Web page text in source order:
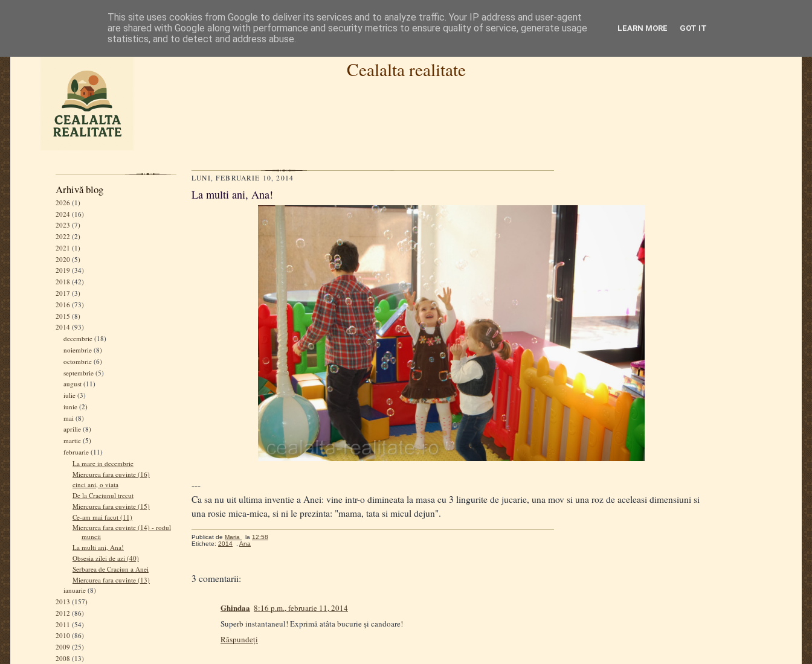
Cealalta realitate
Arhivă blog
2026 (1)
2024 (16)
2023 (7)
2022 (2)
2021 (1)
2020 (5)
2019 (34)
2018 (42)
2017 (3)
2016 (73)
2015 (8)
2014 (93)
decembrie (18)
noiembrie (8)
octombrie (6)
septembrie (5)
august (11)
iulie (3)
iunie (2)
mai (8)
aprilie (8)
martie (5)
februarie (11)
La mare in decembrie
Miercurea fara cuvinte (16)
cinci ani, o viata
De la Craciunul trecut
Miercurea fara cuvinte (15)
Ce-am mai facut (11)
Miercurea fara cuvinte (14) - rodul
muncii
La multi ani, Ana!
Obsesia zilei de azi (40)
Serbarea de Craciun a Anei
Miercurea fara cuvinte (13)
ianuarie (8)
2013 (157)
2012 (86)
2011 (54)
2010 (86)
2009 (25)
2008 (13)
LUNI, FEBRUARIE 10, 2014
La multi ani, Ana!
---
Ca sa nu uit ultima inventie a Anei: vine intr-o dimineata la masa cu 3 lingurite de jucarie, una mov si una roz de aceleasi dimensiuni si
una rosie mica-mica, si ni le prezinta: "mama, tata si micul dejun".
Publicat de Maria la 12:58
Etichete: 2014 , Ana
3 comentarii:
Ghindaa 8:16 p.m., februarie 11, 2014
Superb instantaneul! Exprimă atâta bucurie şi candoare!
Răspundeți
This site uses cookies from Google to deliver its services and to analyze traffic. Your IP address and user-agent
are shared with Google along with performance and security metrics to ensure quality of service, generate usage
statistics, and to detect and address abuse.
LEARN MORE GOT IT